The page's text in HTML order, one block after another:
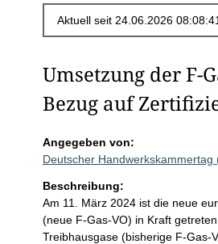
Umsetzung der F-
Bezug auf
Angegeben von:
Deutscher Handwerkskammertag
Beschreibung:
Am 11. März 2024 ist die neue
(neue F-Gas-VO) in Kraft
Treibhausgase (bisherige F-Gas-